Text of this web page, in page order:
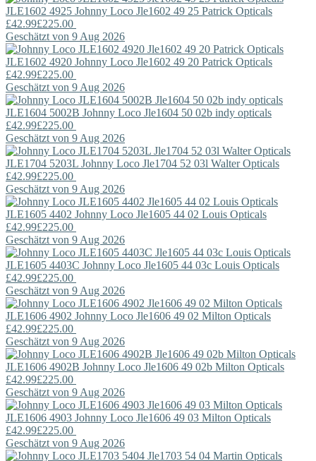
JLE1602 4925 Johnny Loco Jle1602 49 25 Patrick Opticals
£42.99£225.00
Geschätzt von 9 Aug 2026
JLE1602 4920 Johnny Loco Jle1602 49 20 Patrick Opticals
£42.99£225.00
Geschätzt von 9 Aug 2026
JLE1604 5002B Johnny Loco Jle1604 50 02b indy opticals
£42.99£225.00
Geschätzt von 9 Aug 2026
JLE1704 5203L Johnny Loco Jle1704 52 03l Walter Opticals
£42.99£225.00
Geschätzt von 9 Aug 2026
JLE1605 4402 Johnny Loco Jle1605 44 02 Louis Opticals
£42.99£225.00
Geschätzt von 9 Aug 2026
JLE1605 4403C Johnny Loco Jle1605 44 03c Louis Opticals
£42.99£225.00
Geschätzt von 9 Aug 2026
JLE1606 4902 Johnny Loco Jle1606 49 02 Milton Opticals
£42.99£225.00
Geschätzt von 9 Aug 2026
JLE1606 4902B Johnny Loco Jle1606 49 02b Milton Opticals
£42.99£225.00
Geschätzt von 9 Aug 2026
JLE1606 4903 Johnny Loco Jle1606 49 03 Milton Opticals
£42.99£225.00
Geschätzt von 9 Aug 2026